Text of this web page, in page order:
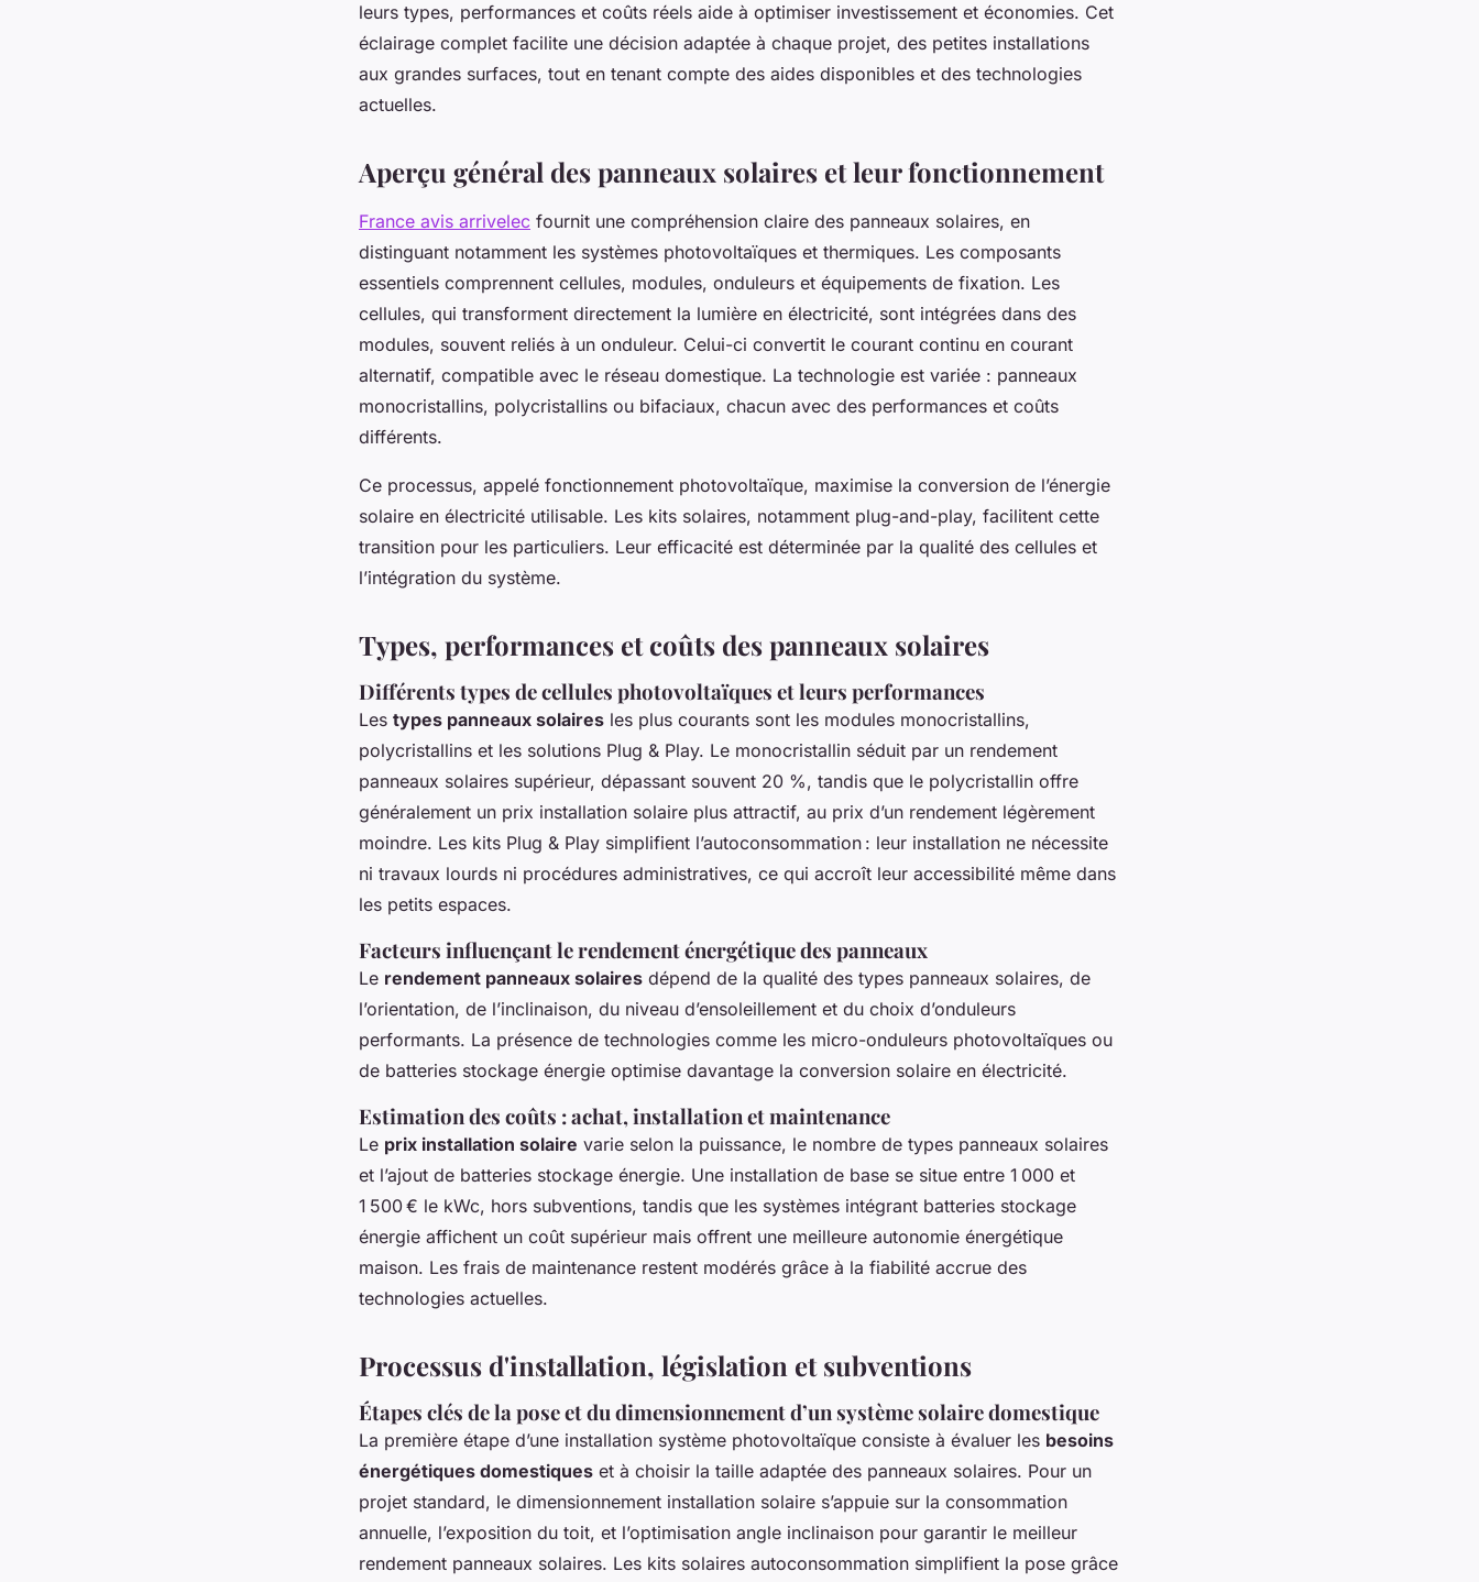
leurs types, performances et coûts réels aide à optimiser investissement et économies. Cet
éclairage complet facilite une décision adaptée à chaque projet, des petites installations
aux grandes surfaces, tout en tenant compte des aides disponibles et des technologies
actuelles.
Aperçu général des panneaux solaires et leur fonctionnement
France avis arrivelec fournit une compréhension claire des panneaux solaires, en
distinguant notamment les systèmes photovoltaïques et thermiques. Les composants
essentiels comprennent cellules, modules, onduleurs et équipements de fixation. Les
cellules, qui transforment directement la lumière en électricité, sont intégrées dans des
modules, souvent reliés à un onduleur. Celui-ci convertit le courant continu en courant
alternatif, compatible avec le réseau domestique. La technologie est variée : panneaux
monocristallins, polycristallins ou bifaciaux, chacun avec des performances et coûts
différents.
Ce processus, appelé fonctionnement photovoltaïque, maximise la conversion de l’énergie
solaire en électricité utilisable. Les kits solaires, notamment plug-and-play, facilitent cette
transition pour les particuliers. Leur efficacité est déterminée par la qualité des cellules et
l’intégration du système.
Types, performances et coûts des panneaux solaires
Différents types de cellules photovoltaïques et leurs performances
Les types panneaux solaires les plus courants sont les modules monocristallins,
polycristallins et les solutions Plug & Play. Le monocristallin séduit par un rendement
panneaux solaires supérieur, dépassant souvent 20 %, tandis que le polycristallin offre
généralement un prix installation solaire plus attractif, au prix d’un rendement légèrement
moindre. Les kits Plug & Play simplifient l’autoconsommation : leur installation ne nécessite
ni travaux lourds ni procédures administratives, ce qui accroît leur accessibilité même dans
les petits espaces.
Facteurs influençant le rendement énergétique des panneaux
Le rendement panneaux solaires dépend de la qualité des types panneaux solaires, de
l’orientation, de l’inclinaison, du niveau d’ensoleillement et du choix d’onduleurs
performants. La présence de technologies comme les micro-onduleurs photovoltaïques ou
de batteries stockage énergie optimise davantage la conversion solaire en électricité.
Estimation des coûts : achat, installation et maintenance
Le prix installation solaire varie selon la puissance, le nombre de types panneaux solaires
et l’ajout de batteries stockage énergie. Une installation de base se situe entre 1 000 et
1 500 € le kWc, hors subventions, tandis que les systèmes intégrant batteries stockage
énergie affichent un coût supérieur mais offrent une meilleure autonomie énergétique
maison. Les frais de maintenance restent modérés grâce à la fiabilité accrue des
technologies actuelles.
Processus d'installation, législation et subventions
Étapes clés de la pose et du dimensionnement d’un système solaire domestique
La première étape d’une installation système photovoltaïque consiste à évaluer les besoins
énergétiques domestiques et à choisir la taille adaptée des panneaux solaires. Pour un
projet standard, le dimensionnement installation solaire s’appuie sur la consommation
annuelle, l’exposition du toit, et l’optimisation angle inclinaison pour garantir le meilleur
rendement panneaux solaires. Les kits solaires autoconsommation simplifient la pose grâce